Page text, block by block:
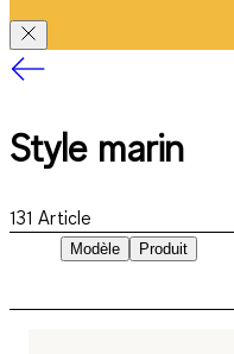
Style marin
131 Article
Modèle
Produit